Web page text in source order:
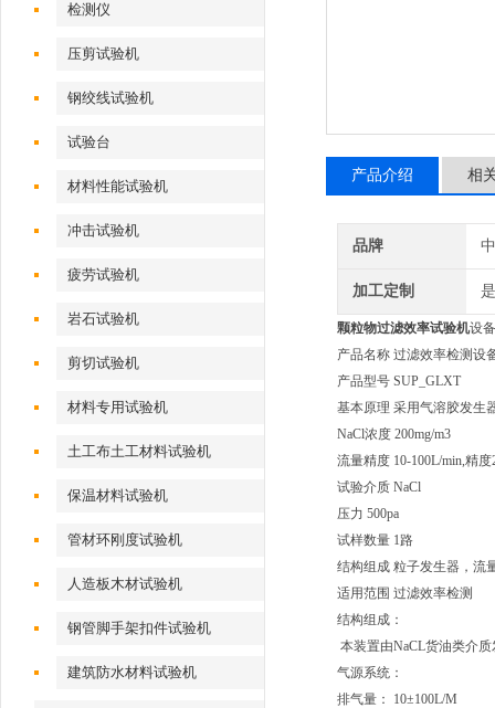
检测仪
压剪试验机
钢绞线试验机
试验台
材料性能试验机
冲击试验机
疲劳试验机
岩石试验机
剪切试验机
材料专用试验机
土工布土工材料试验机
保温材料试验机
管材环刚度试验机
人造板木材试验机
钢管脚手架扣件试验机
建筑防水材料试验机
产品介绍 相
品牌
加工定制 是
颗粒物过滤效率试验机设
产品名称 过滤效率检测设
产品型号 SUP_GLXT
基本原理 采用气溶胶发生
NaCl浓度 200mg/m3
流量精度 10-100L/min,精度
试验介质 NaCl
压力 500pa
试样数量 1路
结构组成 粒子发生器，流
适用范围 过滤效率检测
结构组成：
本装置由NaCL货油类介
气源系统：
排气量： 10±100L/M